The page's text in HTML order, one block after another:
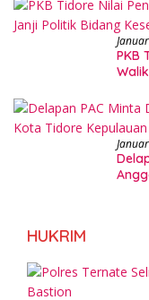
PKB
HUKRIM